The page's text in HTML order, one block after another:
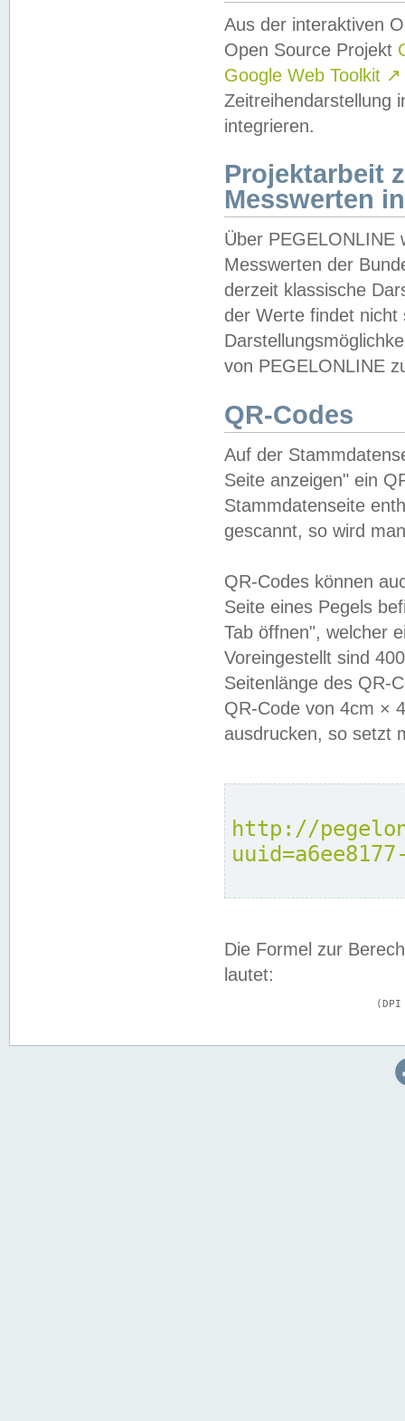
Aus der interaktiven
Open Source Projekt
Google Web Toolkit ↗
Zeitreihendarstellung
integrieren.
Projektarbeit
Messwerten
Über PEGELONLINE
Messwerten der
derzeit klassische
der Werte findet
von PEGELONLINE
QR-Codes
Auf der
Seite anzeigen" ein
Stammdatenseite
gescannt, so wird
QR-Codes können
Seite eines Pegels
Tab öffnen", welcher
Voreingestellt sind
Seitenlänge des QR-
QR-Code von 4cm ×
ausdrucken, so setzt
http://
Die Formel zur
lautet: